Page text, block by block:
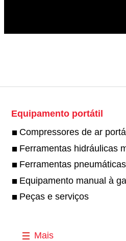
Equipamento portátil
Compressores de ar
Ferramentas hidráulicas
Ferramentas
Equipamento manual à
Peças e serviços
Mais